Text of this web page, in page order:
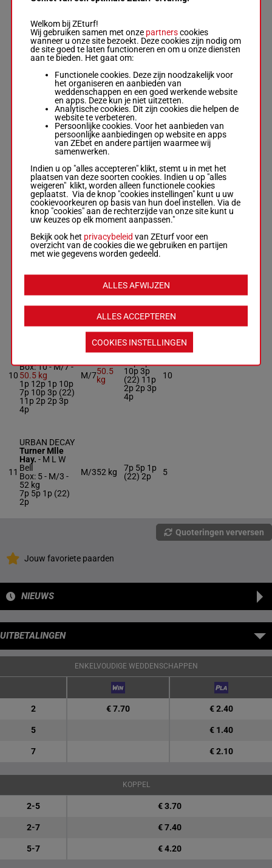
MINNETONKA
Hitchcott S.-R
Hannon
Box: 3 -M/3 -
54.5 kg
2p 1p 4p 11p
6p 7p 8p 4p
(22) 4p 5p 4p
M/354.5
kg
2p 1p 4p
11p 6p 7p
8p 4p (22)
4p 5p 4p
4p
SWEET
HARMONY
Doyle Mlle Hol.
R Spencer
Box: 9 -
53.5 kg
10p 6p 11p
16p 4p 14p 7p
(22) 4p 10p 1p
M/4kg
10p 6p
4p 14p 7p
(22) 4p
10p 1p 5p
9
IVORY
MADONNA
Morris Luk.-R
Box: 8 -M/4 -
3p
M/453 kg
6p 5p 4p
4p 2p 3p
3p
8
10
Box: 10 -M/7 -
50.5 kg
1p 12p 1p 10p
7p 10p 3p (22)
11p 2p 2p 3p
4p
M/750.5
kg
1p 12p 1p
10p 7p
10p 3p
(22) 11p
2p 2p 3p
4p
10
11
URBAN DECAY
Turner Mlle
Hay. - M L W
Bell
Box: 5 - M/3 -
52 kg
7p 5p 1p (22)
2p
M/352 kg
7p 5p 1p
(22) 2p
5
Quoteringen verversen
Jouw favoriete paarden
NIEUWS
UITBETALINGEN
ENKELVOUDIGE WEDDENSCHAPPEN
2 € 7.70 € 2.40
5 € 1.40
7 € 2.10
KOPPEL
2-5 € 3.70
2-7 € 7.40
5-7 € 4.20
Welkom bij ZEturf!
Wij gebruiken samen met onze partnerscookies
wanneer u onze site bezoekt. Deze cookies zijn nodig om
de site goed te laten functioneren en om u onze diensten
aan te bieden. Het gaat om:
Functionele cookies. Deze zijn noodzakelijk voor
het organiseren en aanbieden van
weddenschappen en een goed werkende website
en apps. Deze kun je niet uitzetten.
Analytische cookies. Dit zijn cookies die helpen de
website te verbeteren.
Persoonlijke cookies. Voor het aanbieden van
persoonlijke aanbiedingen op website en apps
van ZEbet en andere partijen waarmee wij
samenwerken.
Indien u op "alles accepteren" klikt, stemt u in met het
plaatsen van deze soorten cookies. Indien u op "alles
weigeren" klikt, worden alleen functionele cookies
geplaatst. Via de knop "cookies instellingen" kunt u uw
cookievoorkeuren op basis van hun doel instellen. Via de
knop "cookies" aan de rechterzijde van onze site kunt u
uw keuzes op elk moment aanpassen."
Bekijk ook het privacybeleid van ZEturf voor een
overzicht van de cookies die we gebruiken en partijen
met wie gegevens worden gedeeld.
ALLES ACCEPTEREN
ALLES AFWIJZEN
COOKIES INSTELLINGEN